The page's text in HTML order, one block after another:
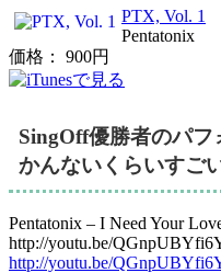
PTX, Vol. 1
Pentatonix
価格： 900円
SingOff優勝者のパ
かんないくらいすご
Pentatonix – I Need Your
http://youtu.be/
http://youtu.be/